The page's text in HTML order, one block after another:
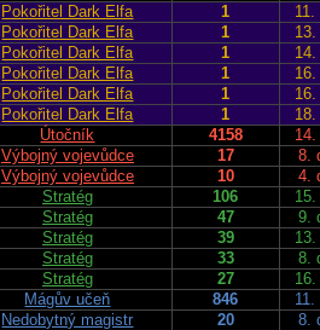
Pokořitel Dark Elfa 1
11.
Pokořitel Dark Elfa 1
13.
Pokořitel Dark Elfa 1
14.
Pokořitel Dark Elfa 1
16.
Pokořitel Dark Elfa 1
16.
Pokořitel Dark Elfa 1
18.
Útočník 4158
14.
Výbojný vojevůdce 17
8.
Výbojný vojevůdce 10
4.
Stratég 106
15.
Stratég 47
9.
Stratég 39
13.
Stratég 33
8.
Stratég 27
16.
Mágův učeň 846
11.
Nedobytný magistr 20 8.